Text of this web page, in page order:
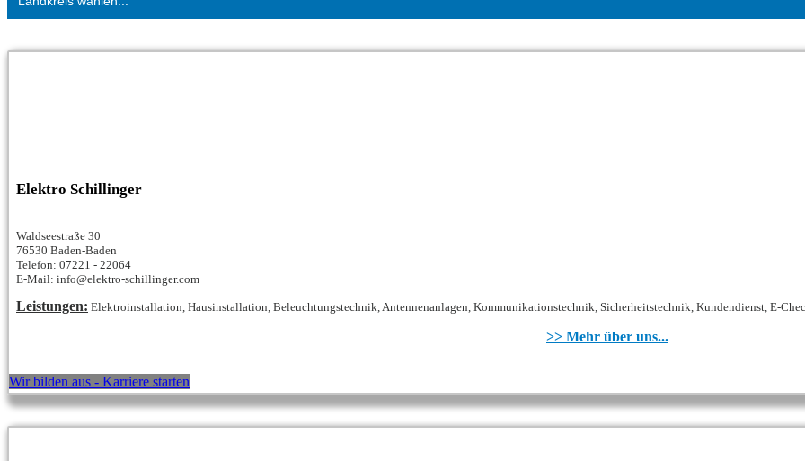
Elektro Schillinger
Waldseestraße 30
76530 Baden-Baden
Telefon: 07221 - 22064
E-Mail: info@elektro-schillinger.com
Leistungen: Elektroinstallation, Hausinstallation, Beleuchtungstechnik, Antennenanlagen, Kommunikationstechnik, Sicherheitstechnik, Kundendienst, E-
>> Mehr über uns...
Wir bilden aus - Karriere starten